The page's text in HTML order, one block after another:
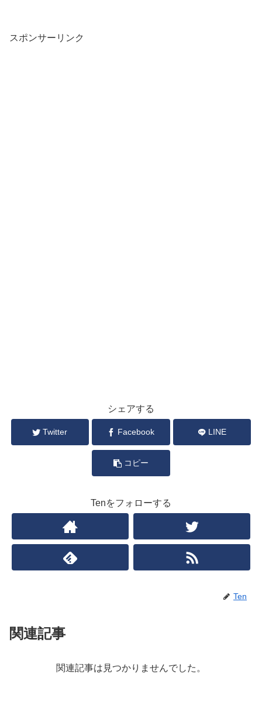
スポンサーリンク
シェアする
Twitter Facebook LINE
コピー
Tenをフォローする
Ten
関連記事
関連記事は見つかりませんでした。